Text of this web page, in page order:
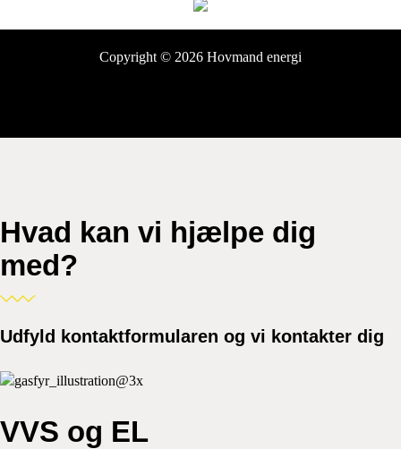
Copyright © 2026 Hovmand energi
Hvad kan vi hjælpe dig
med?
Udfyld kontaktformularen og vi kontakter dig
VVS og EL